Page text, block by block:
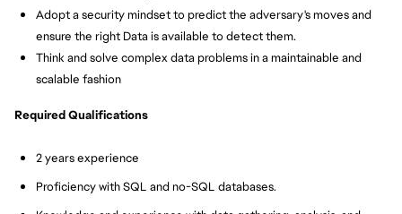
Adopt a security mindset to predict the adversary's moves and
ensure the right Data is available to detect them.
Think and solve complex data problems in a maintainable and
scalable fashion
Required Qualifications
2 years experience
Proficiency with SQL and no-SQL databases.